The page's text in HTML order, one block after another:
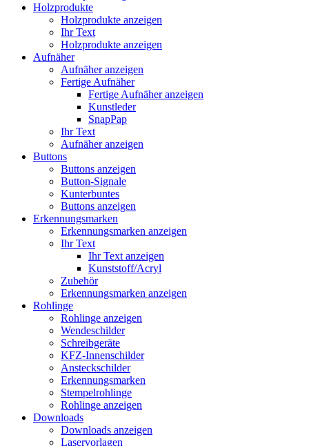
Holzprodukte
Holzprodukte anzeigen
Ihr Text
Holzprodukte anzeigen
Aufnäher
Aufnäher anzeigen
Fertige Aufnäher
Fertige Aufnäher anzeigen
Kunstleder
SnapPap
Ihr Text
Aufnäher anzeigen
Buttons
Buttons anzeigen
Button-Signale
Kunterbuntes
Buttons anzeigen
Erkennungsmarken
Erkennungsmarken anzeigen
Ihr Text
Ihr Text anzeigen
Kunststoff/Acryl
Zubehör
Erkennungsmarken anzeigen
Rohlinge
Rohlinge anzeigen
Wendeschilder
Schreibgeräte
KFZ-Innenschilder
Ansteckschilder
Erkennungsmarken
Stempelrohlinge
Rohlinge anzeigen
Downloads
Downloads anzeigen
Laservorlagen